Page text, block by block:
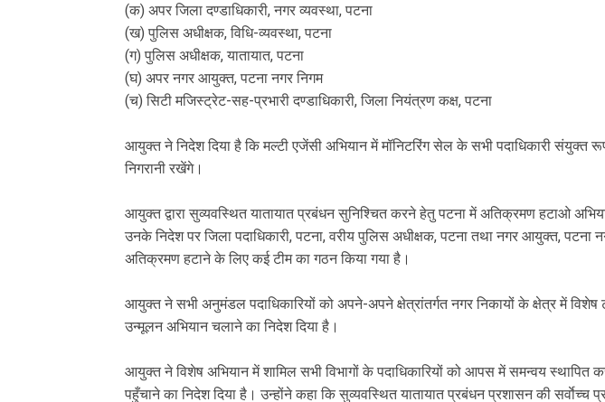
(क) अपर जिला दण्डाधिकारी, नगर व्यवस्था, पटना
(ख) पुलिस अधीक्षक, विधि-व्यवस्था, पटना
(ग) पुलिस अधीक्षक, यातायात, पटना
(घ) अपर नगर आयुक्त, पटना नगर निगम
(च) सिटी मजिस्ट्रेट-सह-प्रभारी दण्डाधिकारी, जिला नियंत्रण कक्ष, पटना
आयुक्त ने निदेश दिया है कि मल्टी एजेंसी अभियान में मॉनिटरिंग सेल के सभी पदाधिकारी संयुक्त
निगरानी रखेंगे।
आयुक्त द्वारा सुव्यवस्थित यातायात प्रबंधन सुनिश्चित करने हेतु पटना में अतिक्रमण हटाओ
उनके निदेश पर जिला पदाधिकारी, पटना, वरीय पुलिस अधीक्षक, पटना तथा नगर आयुक्त, पटना
अतिक्रमण हटाने के लिए कई टीम का गठन किया गया है।
आयुक्त ने सभी अनुमंडल पदाधिकारियों को अपने-अपने क्षेत्रांतर्गत नगर निकायों के क्षेत्र में
उन्मूलन अभियान चलाने का निदेश दिया है।
आयुक्त ने विशेष अभियान में शामिल सभी विभागों के पदाधिकारियों को आपस में समन्वय स्थापित
पहुँचाने का निदेश दिया है। उन्होंने कहा कि सुव्यवस्थित यातायात प्रबंधन प्रशासन की सर्वाेच्च